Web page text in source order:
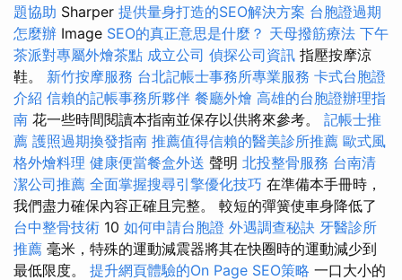
題協助 Sharper 提供量身打造的SEO解決方案 台胞證過期
怎麼辦 Image SEO的真正意思是什麼？ 天母撥筋療法 下午
茶派對專屬外燴茶點 成立公司 偵探公司資訊 指壓按摩涼
鞋。 新竹按摩服務 台北記帳士事務所專業服務 卡式台胞證
介紹 信賴的記帳事務所夥伴 餐廳外燴 高雄的台胞證辦理指
南 花一些時間閱讀本指南並保存以供將來參考。 記帳士推
薦 護照過期換發指南 推薦值得信賴的醫美診所推薦 歐式風
格外燴料理 健康便當餐盒外送 聲明 北投整骨服務 台南清
潔公司推薦 全面掌握搜尋引擎優化技巧 在準備本手冊時，
我們盡力確保內容正確且完整。 較短的彈簧使車身降低了
台中整骨技術 10 如何申請台胞證 外遇調查秘訣 牙醫診所
推薦 毫米，特殊的運動減震器將其在快圈時的運動減少到
最低限度。 提升網頁體驗的On Page SEO策略 一口大小的